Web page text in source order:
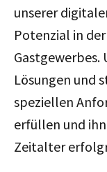
unserer
Potenzial in
Gastgewerbes.
Lösungen und
speziellen
erfüllen und
Zeitalter